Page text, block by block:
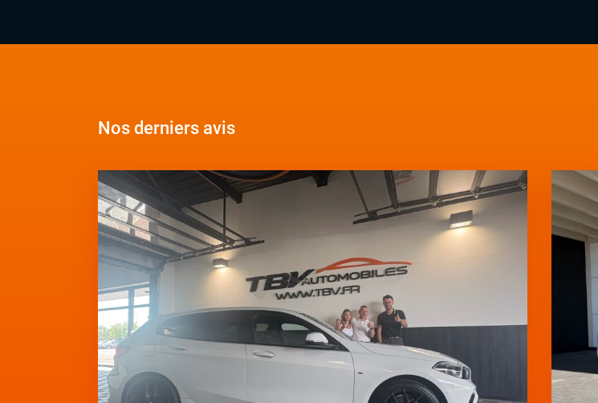
Nos derniers avis